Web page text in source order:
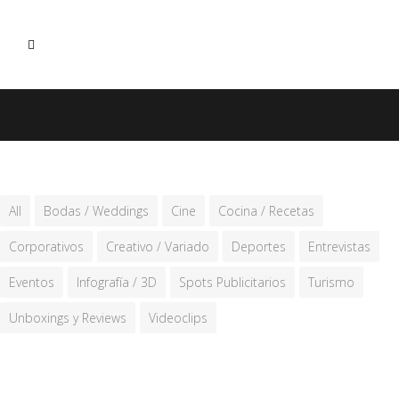
All Bodas / Weddings Cine Cocina / Recetas
Corporativos Creativo / Variado Deportes Entrevistas
Eventos Infografía / 3D Spots Publicitarios Turismo
Unboxings y Reviews Videoclips